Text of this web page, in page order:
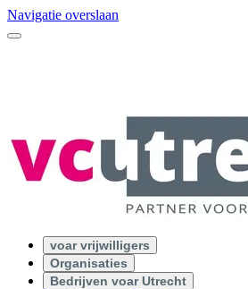
Navigatie overslaan
voar vrijwilligers
Organisaties
Bedrijven voar Utrecht